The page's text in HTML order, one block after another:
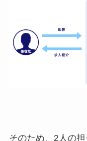
そのため、2人の